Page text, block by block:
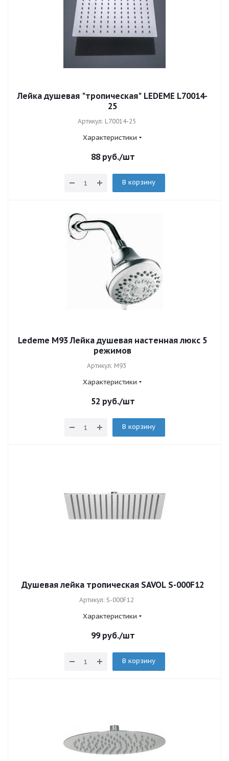
Лейка душевая "тропическая" LEDEME L70014-
25
Артикул: L70014-25
Характеристики
88руб./шт
В корзину
Ledeme M93 Лейка душевая настенная люкс 5
режимов
Артикул: M93
Характеристики
52 руб./шт
В корзину
Душевая лейка тропическая SAVOL S-000F12
Артикул: S-000F12
Характеристики
99руб./шт
В корзину